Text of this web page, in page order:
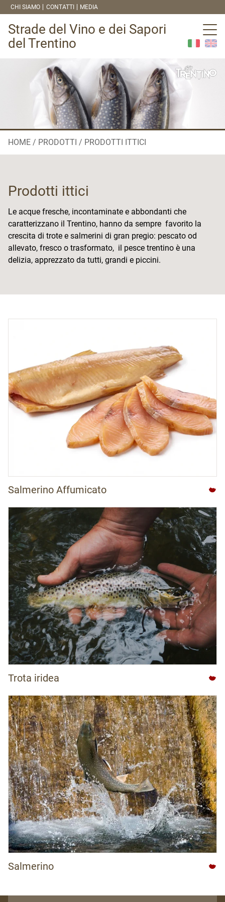
CHI SIAMO CONTATTI MEDIA
Strade del Vino e dei Sapori
del Trentino
HOME PRODOTTI PRODOTTI ITTICI
Prodotti ittici
Le acque fresche, incontaminate e abbondanti che
caratterizzano il Trentino, hanno da sempre favorito la
crescita di trote e salmerini di gran pregio: pescato od
allevato, fresco o trasformato, il pesce trentino è una
delizia, apprezzato da tutti, grandi e piccini.
Salmerino Affumicato
Trota iridea
Salmerino